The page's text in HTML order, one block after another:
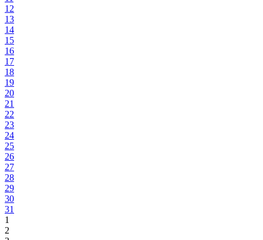
12
13
14
15
16
17
18
19
20
21
22
23
24
25
26
27
28
29
30
31
1
2